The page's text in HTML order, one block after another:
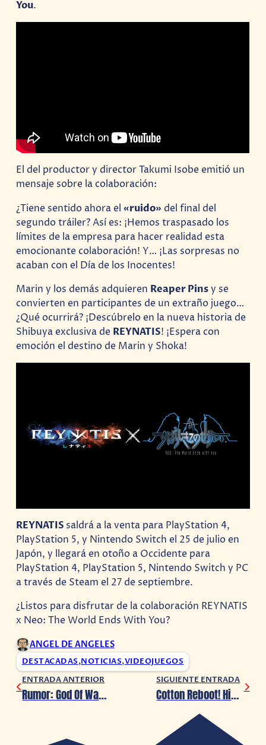
You.
El del productor y director Takumi Isobe emitió un
mensaje sobre la colaboración:
¿Tiene sentido ahora el«ruido» del final del
segundo tráiler? Así es: ¡Hemos traspasado los
límites de la empresa para hacer realidad esta
emocionante colaboración! Y… ¡Las sorpresas no
acaban con el Día de los Inocentes!
Marin y los demás adquieren Reaper Pinsy se
convierten en participantes de un extraño juego…
¿Qué ocurrirá? ¡Descúbrelo en la nueva historia de
Shibuya exclusiva de REYNATIS! ¡Espera con
emoción el destino de Marin y Shoka!
REYNATIS saldrá a la venta para PlayStation 4,
PlayStation 5, y Nintendo Switch el 25 de julio en
Japón, y llegará en otoño a Occidente para
PlayStation 4, PlayStation 5, Nintendo Switch y PC
a través de Steam el 27 de septiembre.
¿Listos para disfrutar de la colaboración REYNATIS
x Neo: The World Ends With You?
ANGEL DE ANGELES
DESTACADAS,NOTICIAS,VIDEOJUEGOS
ENTRADA ANTERIOR
Rumor: God Of War Ragnarok llegará muy pronto a PC
SIGUIENTE ENTRADA
Cotton Reboot! High Tension! llegará a consolas en 2025